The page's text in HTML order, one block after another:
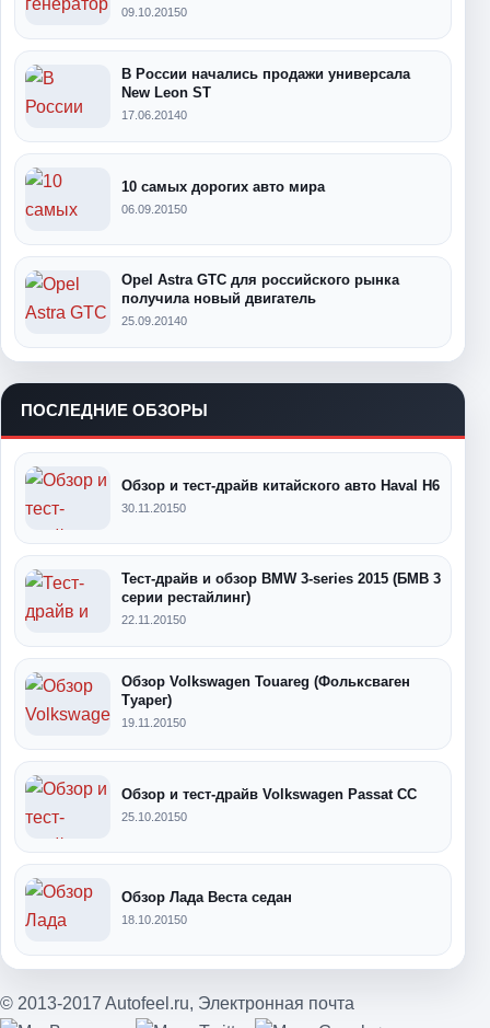
09.10.20150
В России начались продажи универсала
New Leon ST
17.06.20140
10 самых дорогих авто мира
06.09.20150
Opel Astra GTC для российского рынка
получила новый двигатель
25.09.20140
ПОСЛЕДНИЕ ОБЗОРЫ
Обзор и тест-драйв китайского авто Haval H6
30.11.20150
Тест-драйв и обзор BMW 3-series 2015 (БМВ 3
серии рестайлинг)
22.11.20150
Обзор Volkswagen Touareg (Фольксваген
Туарег)
19.11.20150
Обзор и тест-драйв Volkswagen Passat CC
25.10.20150
Обзор Лада Веста седан
18.10.20150
© 2013-2017 Autofeel.ru, Электронная почта